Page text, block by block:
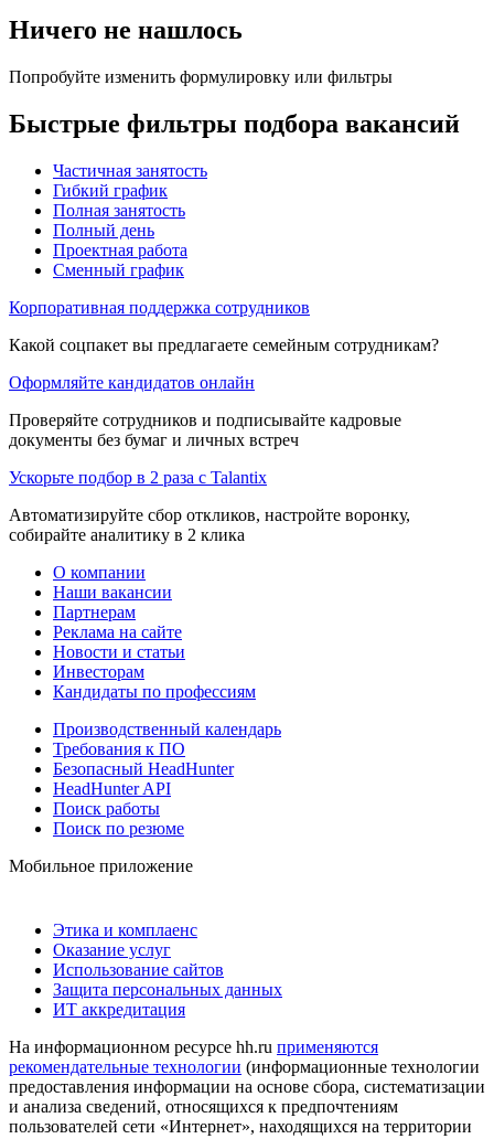
Ничего не нашлось
Попробуйте изменить формулировку или фильтры
Быстрые фильтры подбора вакансий
Частичная занятость
Гибкий график
Полная занятость
Полный день
Проектная работа
Сменный график
Корпоративная поддержка сотрудников
Какой соцпакет вы предлагаете семейным сотрудникам?
Оформляйте кандидатов онлайн
Проверяйте сотрудников и подписывайте кадровые
документы без бумаг и личных встреч
Ускорьте подбор в 2 раза с Talantix
Автоматизируйте сбор откликов, настройте воронку,
собирайте аналитику в 2 клика
О компании
Наши вакансии
Партнерам
Реклама на сайте
Новости и статьи
Инвесторам
Кандидаты по профессиям
Производственный календарь
Требования к ПО
Безопасный HeadHunter
HeadHunter API
Поиск работы
Поиск по резюме
Мобильное приложение
Этика и комплаенс
Оказание услуг
Использование сайтов
Защита персональных данных
ИТ аккредитация
На информационном ресурсе hh.ru применяются
рекомендательные технологии (информационные технологии
предоставления информации на основе сбора, систематизации
и анализа сведений, относящихся к предпочтениям
пользователей сети «Интернет», находящихся на территории